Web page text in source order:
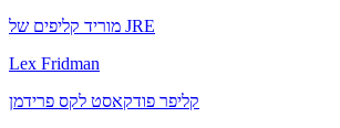
מוריד קליפים של JRE
Lex Fridman
קליפר פודקאסט לקס פרידמן